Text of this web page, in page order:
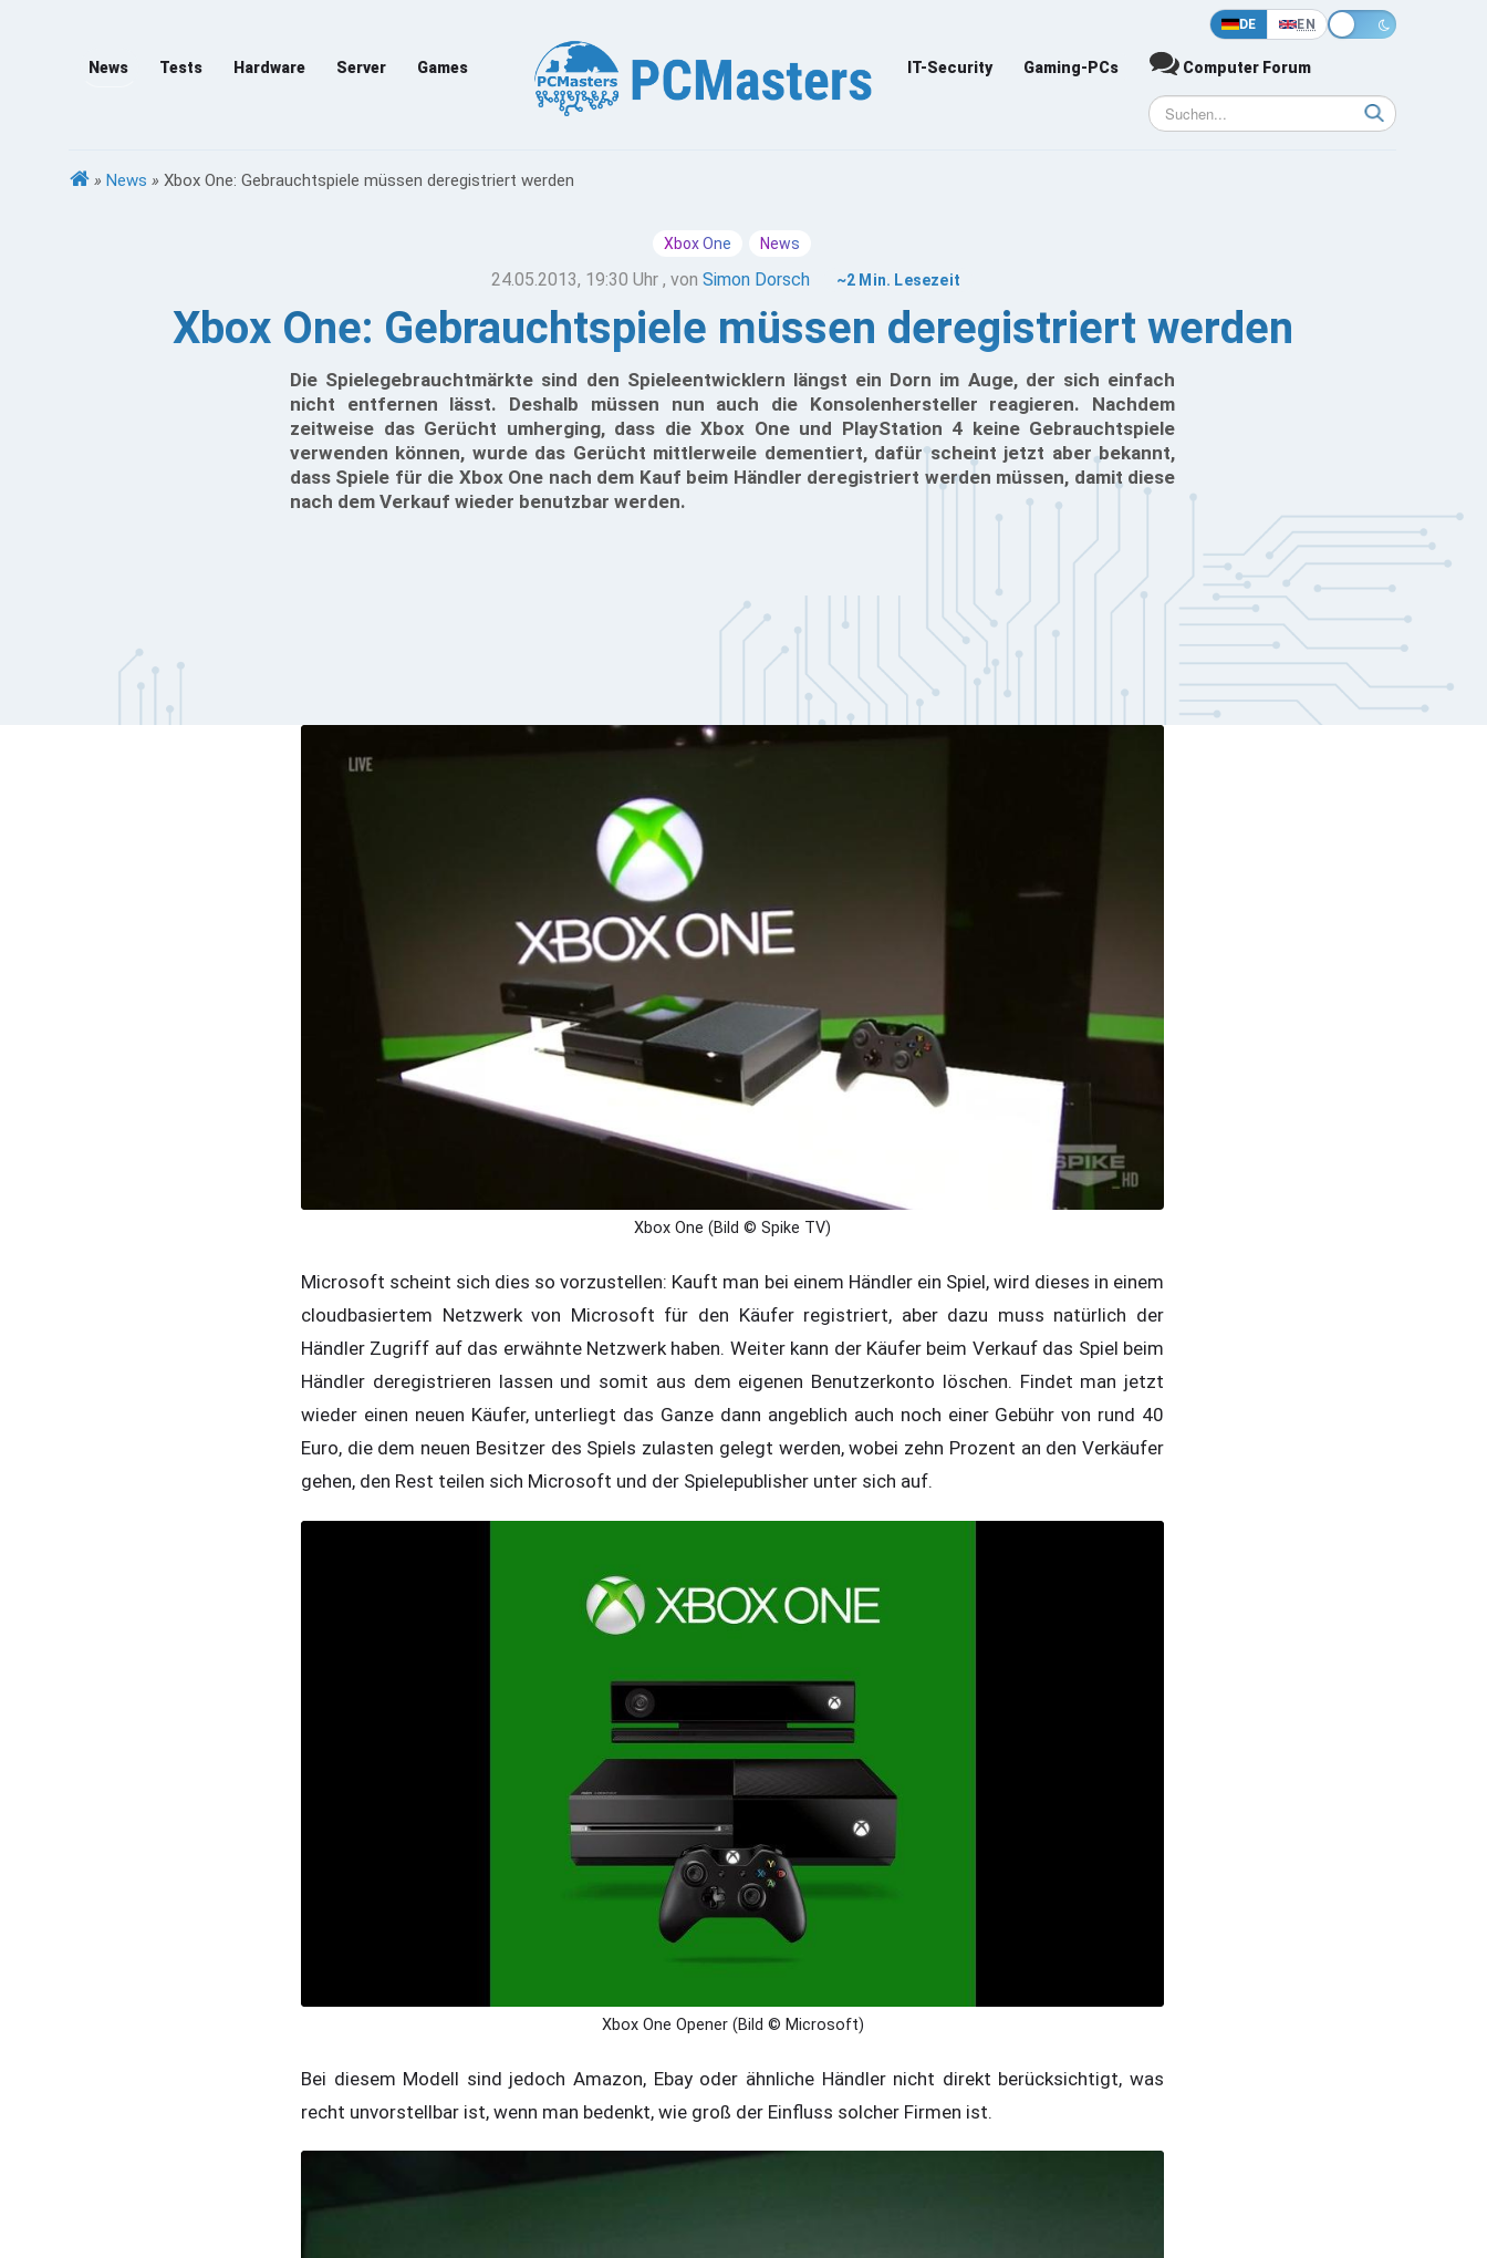
DE EN
News Tests Hardware Server Games IT-Security Gaming-PCs Computer Forum
» News » Xbox One: Gebrauchtspiele müssen deregistriert werden
Xbox One News
24.05.2013, 19:30 Uhr , von Simon Dorsch ~2 Min. Lesezeit
Xbox One: Gebrauchtspiele müssen deregistriert werden
Die Spielegebrauchtmärkte sind den Spieleentwicklern längst ein Dorn im Auge, der sich einfach
nicht entfernen lässt. Deshalb müssen nun auch die Konsolenhersteller reagieren. Nachdem
zeitweise das Gerücht umherging, dass die Xbox One und PlayStation 4 keine Gebrauchtspiele
verwenden können, wurde das Gerücht mittlerweile dementiert, dafür scheint jetzt aber bekannt,
dass Spiele für die Xbox One nach dem Kauf beim Händler deregistriert werden müssen, damit diese
nach dem Verkauf wieder benutzbar werden.
Xbox One (Bild © Spike TV)
Microsoft scheint sich dies so vorzustellen: Kauft man bei einem Händler ein Spiel, wird dieses in einem
cloudbasiertem Netzwerk von Microsoft für den Käufer registriert, aber dazu muss natürlich der
Händler Zugriff auf das erwähnte Netzwerk haben. Weiter kann der Käufer beim Verkauf das Spiel beim
Händler deregistrieren lassen und somit aus dem eigenen Benutzerkonto löschen. Findet man jetzt
wieder einen neuen Käufer, unterliegt das Ganze dann angeblich auch noch einer Gebühr von rund 40
Euro, die dem neuen Besitzer des Spiels zulasten gelegt werden, wobei zehn Prozent an den Verkäufer
gehen, den Rest teilen sich Microsoft und der Spielepublisher unter sich auf.
Xbox One Opener (Bild © Microsoft)
Bei diesem Modell sind jedoch Amazon, Ebay oder ähnliche Händler nicht direkt berücksichtigt, was
recht unvorstellbar ist, wenn man bedenkt, wie groß der Einfluss solcher Firmen ist.